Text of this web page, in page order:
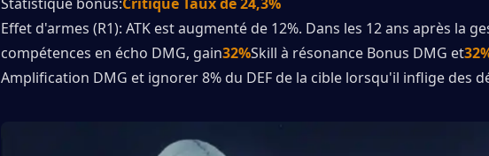
Effet d'armes (R1): ATK est augmenté de 12%. Dans les 12 ans après la
compétences en écho DMG, gain32%Skill à résonance Bonus DMG et
Amplification DMG et ignorer 8% du DEF de la cible lorsqu'il inflige des